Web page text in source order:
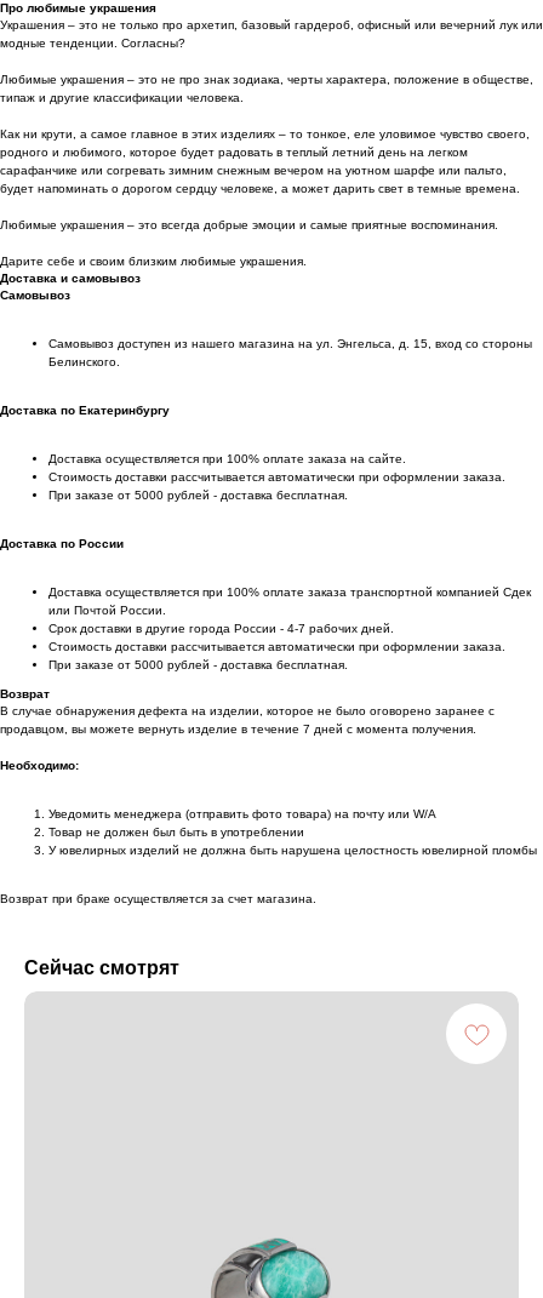
Про любимые украшения
Украшения – это не только про архетип, базовый гардероб, офисный или вечерний лук или
модные тенденции. Согласны?
Любимые украшения – это не про знак зодиака, черты характера, положение в обществе,
типаж и другие классификации человека.
Как ни крути, а самое главное в этих изделиях – то тонкое, еле уловимое чувство своего,
родного и любимого, которое будет радовать в теплый летний день на легком
сарафанчике или согревать зимним снежным вечером на уютном шарфе или пальто,
будет напоминать о дорогом сердцу человеке, а может дарить свет в темные времена.
Любимые украшения – это всегда добрые эмоции и самые приятные воспоминания.
Дарите себе и своим близким любимые украшения.
Доставка и самовывоз
Самовывоз
Самовывоз доступен из нашего магазина на ул. Энгельса, д. 15, вход со стороны
Белинского.
Доставка по Екатеринбургу
Доставка осуществляется при 100% оплате заказа на сайте.
Стоимость доставки рассчитывается автоматически при оформлении заказа.
При заказе от 5000 рублей - доставка бесплатная.
Доставка по России
Доставка осуществляется при 100% оплате заказа транспортной компанией Сдек
или Почтой России.
Срок доставки в другие города России - 4-7 рабочих дней.
Стоимость доставки рассчитывается автоматически при оформлении заказа.
При заказе от 5000 рублей - доставка бесплатная.
Возврат
В случае обнаружения дефекта на изделии, которое не было оговорено заранее с
продавцом, вы можете вернуть изделие в течение 7 дней с момента получения.
Необходимо:
Уведомить менеджера (отправить фото товара) на почту или W/А
Товар не должен был быть в употреблении
У ювелирных изделий не должна быть нарушена целостность ювелирной пломбы
Возврат при браке осуществляется за счет магазина.
Сейчас смотрят